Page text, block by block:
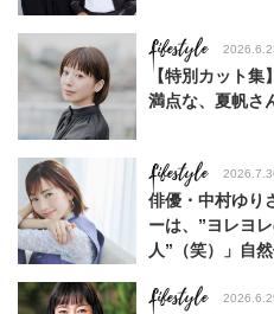
Lifestyle
【特別カット集
満点な、夏帆さ
Lifestyle
俳優・中村ゆり
ーは、”ヨレヨ
人”（笑）」自
Lifestyle